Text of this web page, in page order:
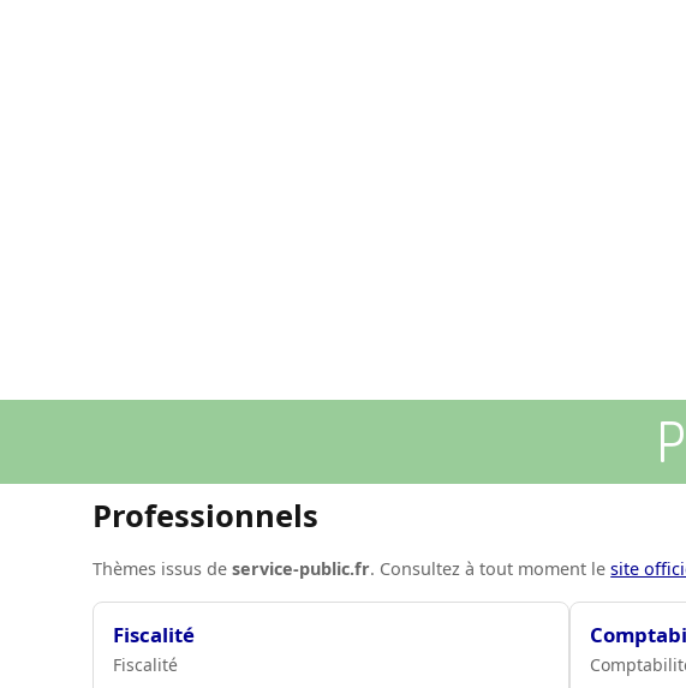
Professionnels
Thèmes issus deservice-public.fr. Consultez à tout moment lesite
Fiscalité
Fiscalité